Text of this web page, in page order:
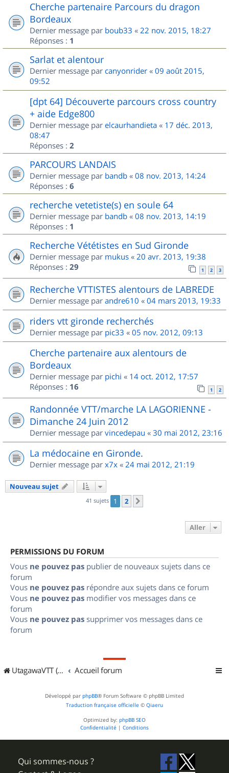
Cherche partenaire Parcours du dragon
Bordeaux
Dernier message par boub33 « 22 nov. 2015, 18:27
Réponses : 1
Sarlat et alentour
Dernier message par canyonrider « 09 août 2015,
09:52
[dpt 64] Découverte parcours cross country
+ aide Edge800
Dernier message par elcaurhandieta « 17 déc. 2013,
08:47
Réponses : 2
PARCOURS LANDAIS
Dernier message par bandb « 08 nov. 2013, 14:24
Réponses : 6
recherche vetetiste(s) en soule 64
Dernier message par bandb « 08 nov. 2013, 14:19
Réponses : 1
Recherche Vététistes en Sud Gironde
Dernier message par mukus « 20 avr. 2013, 19:38
Réponses : 29 1 2 3
Recherche VTTISTES alentours de LABREDE
Dernier message par andre610 « 04 mars 2013, 19:33
riders vtt gironde recherchés
Dernier message par pic33 « 05 nov. 2012, 09:13
Cherche partenaire aux alentours de
Bordeaux
Dernier message par pichi « 14 oct. 2012, 17:57
Réponses : 16 1 2
Randonnée VTT/marche LA LAGORIENNE -
Dimanche 24 Juin 2012
Dernier message par vincedepau « 30 mai 2012, 23:16
La médocaine en Gironde.
Dernier message par x7x « 24 mai 2012, 21:19
Nouveau sujet
41 sujets 1 2
Aller
PERMISSIONS DU FORUM
Vous ne pouvez pas publier de nouveaux sujets dans ce
forum
Vous ne pouvez pas répondre aux sujets dans ce forum
Vous ne pouvez pas modifier vos messages dans ce
forum
Vous ne pouvez pas supprimer vos messages dans ce
forum
UtagawaVTT (Randos VTT et VTTAE avec traces GPS) Accueil forum
Développé par phpBB® Forum Software © phpBB Limited
Traduction française officielle © Qiaeru
Optimized by: phpBB SEO
Confidentialité | Conditions
Qui sommes-nous ?